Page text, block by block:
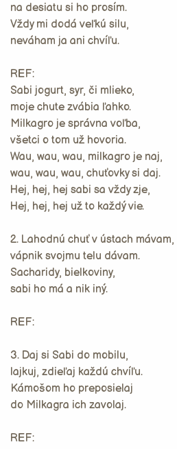
na desiatu si ho prosím.
Vždy mi dodá veľkú silu,
neváham ja ani chvíľu.
REF:
Sabi jogurt, syr, či mlieko,
moje chute zvábia ľahko.
Milkagro je správna voľba,
všetci o tom už hovoria.
Wau, wau, wau, milkagro je naj,
wau, wau, wau, chuťovky si daj.
Hej, hej, hej sabi sa vždy zje,
Hej, hej, hej už to každý vie.
2. Lahodnú chuť v ústach mávam,
vápnik svojmu telu dávam.
Sacharidy, bielkoviny,
sabi ho má a nik iný.
REF:
3. Daj si Sabi do mobilu,
lajkuj, zdieľaj každú chvíľu.
Kámošom ho preposielaj
do Milkagra ich zavolaj.
REF: